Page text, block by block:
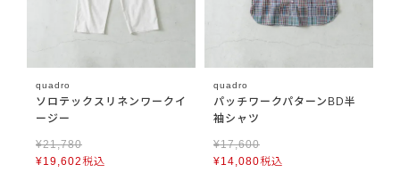
quadro
ソロテックスリネンワークイ
ージー
¥21,780
¥19,602税込
quadro
パッチワークパターンBD半
袖シャツ
¥17,600
¥14,080税込